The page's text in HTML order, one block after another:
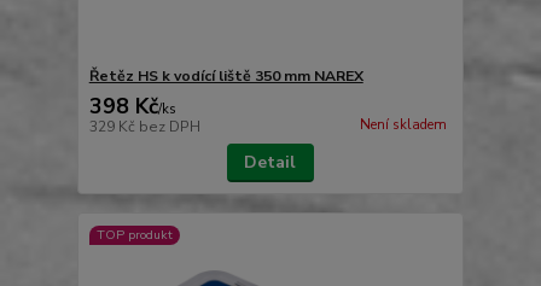
Řetěz HS k vodící liště 350 mm NAREX
398 Kč/ks
329 Kč bez DPH Není skladem
Detail
TOP produkt